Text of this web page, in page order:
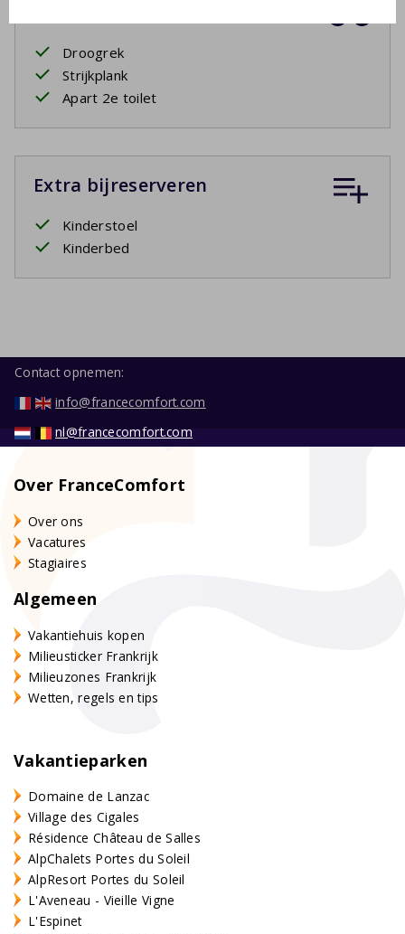
Droogrek
Strijkplank
Apart 2e toilet
Extra bijreserveren
Kinderstoel
Kinderbed
Contact opnemen:
info@francecomfort.com
nl@francecomfort.com
Over FranceComfort
Over ons
Vacatures
Stagiaires
Algemeen
Vakantiehuis kopen
Milieusticker Frankrijk
Milieuzones Frankrijk
Wetten, regels en tips
Vakantieparken
Domaine de Lanzac
Village des Cigales
Résidence Château de Salles
AlpChalets Portes du Soleil
AlpResort Portes du Soleil
L'Aveneau - Vieille Vigne
L'Espinet